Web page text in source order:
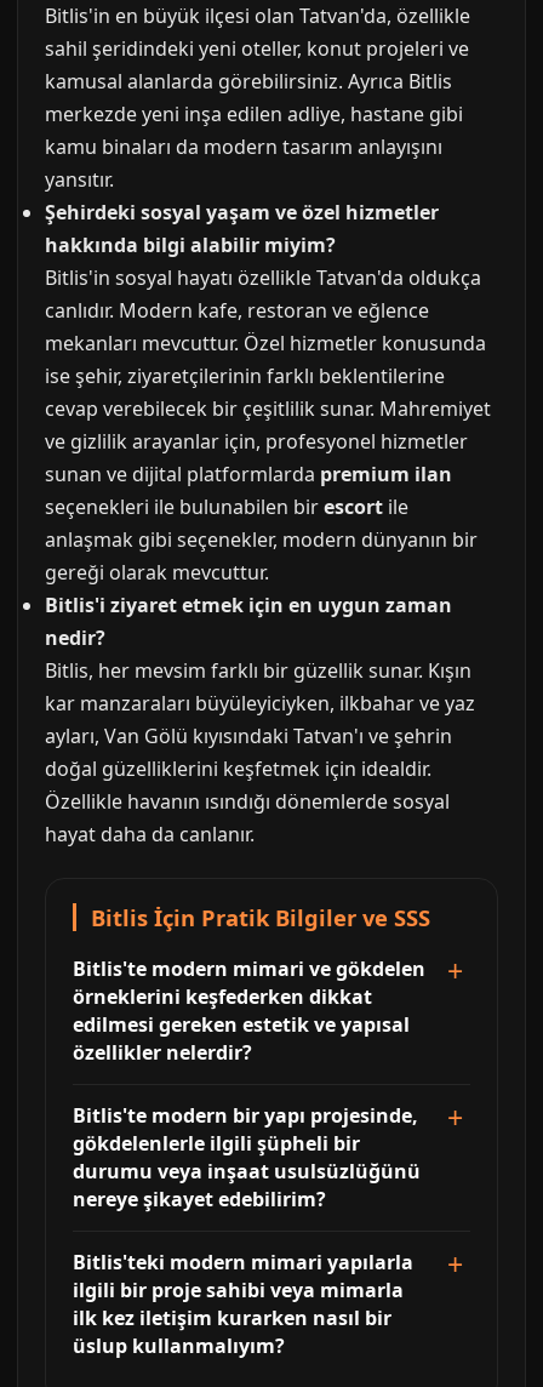
Bitlis'in en büyük ilçesi olan Tatvan'da, özellikle
sahil şeridindeki yeni oteller, konut projeleri ve
kamusal alanlarda görebilirsiniz. Ayrıca Bitlis
merkezde yeni inşa edilen adliye, hastane gibi
kamu binaları da modern tasarım anlayışını
yansıtır.
Şehirdeki sosyal yaşam ve özel hizmetler
hakkında bilgi alabilir miyim?
Bitlis'in sosyal hayatı özellikle Tatvan'da oldukça
canlıdır. Modern kafe, restoran ve eğlence
mekanları mevcuttur. Özel hizmetler konusunda
ise şehir, ziyaretçilerinin farklı beklentilerine
cevap verebilecek bir çeşitlilik sunar. Mahremiyet
ve gizlilik arayanlar için, profesyonel hizmetler
sunan ve dijital platformlarda premium ilan
seçenekleri ile bulunabilen birescort ile
anlaşmak gibi seçenekler, modern dünyanın bir
gereği olarak mevcuttur.
Bitlis'i ziyaret etmek için en uygun zaman
nedir?
Bitlis, her mevsim farklı bir güzellik sunar. Kışın
kar manzaraları büyüleyiciyken, ilkbahar ve yaz
ayları, Van Gölü kıyısındaki Tatvan'ı ve şehrin
doğal güzelliklerini keşfetmek için idealdir.
Özellikle havanın ısındığı dönemlerde sosyal
hayat daha da canlanır.
Bitlis İçin Pratik Bilgiler ve SSS
Bitlis'te modern mimari ve gökdelen
örneklerini keşfederken dikkat
edilmesi gereken estetik ve yapısal
özellikler nelerdir?
Bitlis'te modern bir yapı projesinde,
gökdelenlerle ilgili şüpheli bir
durumu veya inşaat usulsüzlüğünü
nereye şikayet edebilirim?
Bitlis'teki modern mimari yapılarla
ilgili bir proje sahibi veya mimarla
ilk kez iletişim kurarken nasıl bir
üslup kullanmalıyım?